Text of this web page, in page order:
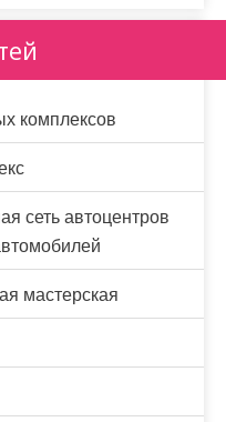
комплексов
сеть автоцентров
мастерская